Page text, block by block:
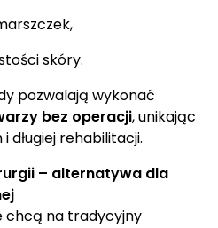
skóry.
pozwalają wykonać
bez operacji, unikając
długiej rehabilitacji.
– alternatywa dla
chcą na tradycyjny